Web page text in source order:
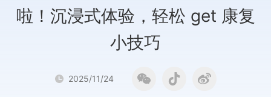
啦！沉浸式体验，轻松 get 康复
小技巧
2025/11/24